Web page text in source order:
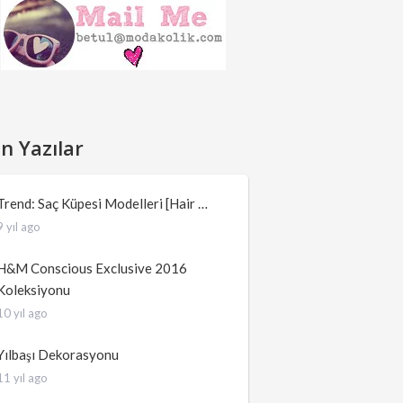
Yazılar
Saç Küpesi Modelleri [Hair …
yıl ago
Conscious Exclusive 2016
yıl ago
Dekorasyonu
yıl ago